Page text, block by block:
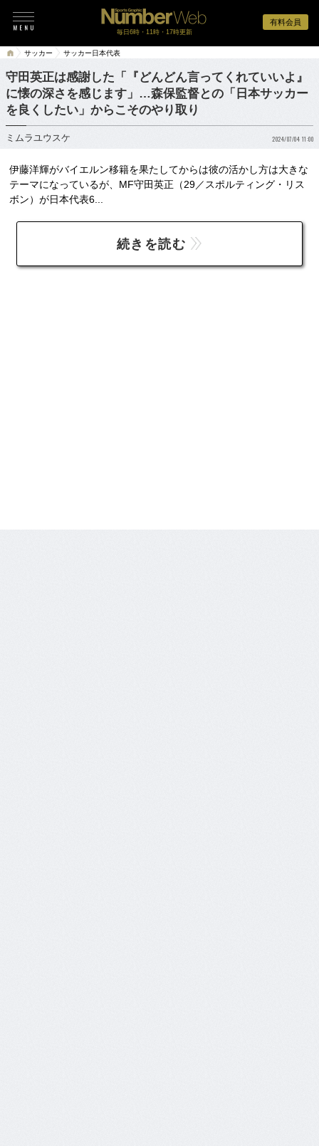
有料会員
毎日6時・11時・17時更新
サッカー サッカー日本代表
守田英正は感謝した「『どんどん言ってくれていいよ』
に懐の深さを感じます」…森保監督との「日本サッカー
を良くしたい」からこそのやり取り
ミムラユウスケ 2024/07/04 11:00
伊藤洋輝がバイエルン移籍を果たしてからは彼の活かし方は大きな
テーマになっているが、MF守田英正（29／スポルティング・リス
ボン）が日本代表6...
続きを読む